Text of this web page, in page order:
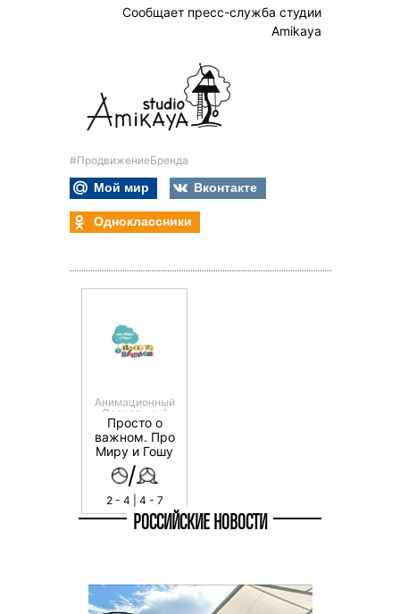
Сообщает пресс-служ­ба сту­дии
Amikaya
#ПродвижениеБренда
Мой мир
Вконтакте
Одноклассники
Анимационный
Сериальный
Просто о
важном. Про
Миру и Гошу
/
2 - 4 | 4 - 7
РОССИЙСКИЕ НОВОСТИ